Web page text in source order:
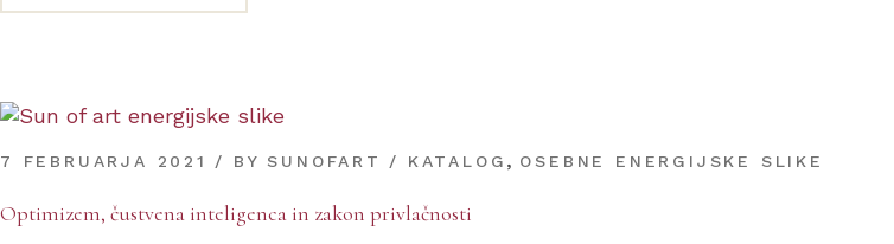
7 FEBRUARJA 2021 BY SUNOFART KATALOG , OSEBNE ENERGIJSKE SLIKE
Optimizem, čustvena inteligenca in zakon privlačnosti